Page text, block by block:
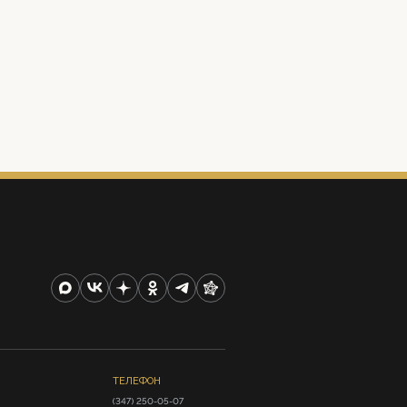
ТЕЛЕФОН
(347) 250-05-07